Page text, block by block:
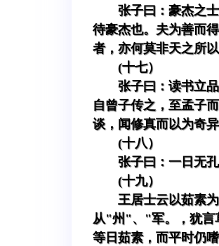
张子曰：豪杰之
待豪杰也。夫为善而
者，亦何莫非天之所
(十七）
张子曰：读书立
自曾子传之，至孟子
谈，闻修真而以为奇
(十八）
张子曰：一日无
(十九）
王居士云以茹素
从"州"、"军。，犹言
等日茹素，而平时仍